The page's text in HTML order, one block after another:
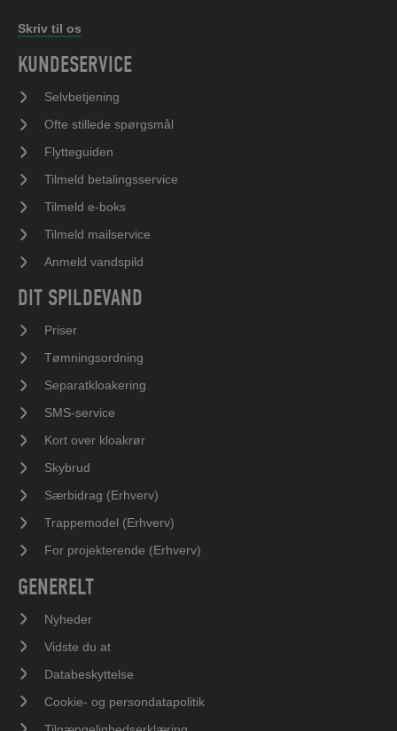
Skriv til os
KUNDESERVICE
Selvbetjening
Ofte stillede spørgsmål
Flytteguiden
Tilmeld betalingsservice
Tilmeld e-boks
Tilmeld mailservice
Anmeld vandspild
DIT SPILDEVAND
Priser
Tømningsordning
Separatkloakering
SMS-service
Kort over kloakrør
Skybrud
Særbidrag (Erhverv)
Trappemodel (Erhverv)
For projekterende (Erhverv)
GENERELT
Nyheder
Vidste du at
Databeskyttelse
Cookie- og persondatapolitik